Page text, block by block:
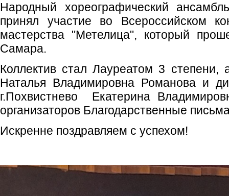
Народный хореографический
принял участие во Всероссийском
мастерства "Метелица", который
Самара.
Коллектив стал Лауреатом 3 степени,
Наталья Владимировна Романова и
г.Похвистнево Екатерина
организаторов Благодарственные
Искренне поздравляем с успехом!